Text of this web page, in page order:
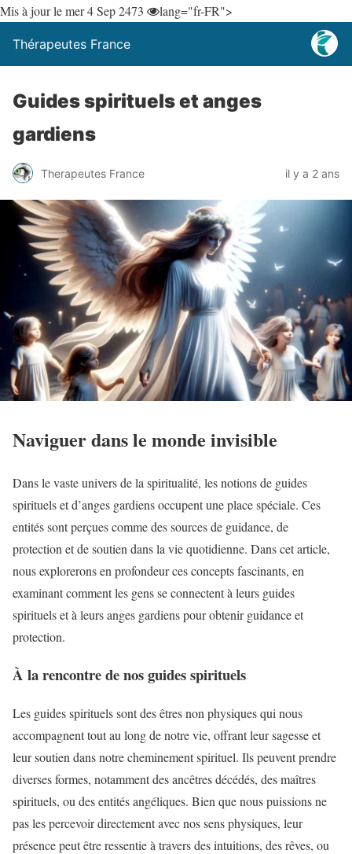
Mis à jour le mer 4 Sep 2473 lang="fr-FR">
Thérapeutes France
Guides spirituels et anges
gardiens
Therapeutes France il y a 2 ans
Naviguer dans le monde invisible
Dans le vaste univers de la spiritualité, les notions de guides
spirituels et d’anges gardiens occupent une place spéciale. Ces
entités sont perçues comme des sources de guidance, de
protection et de soutien dans la vie quotidienne. Dans cet article,
nous explorerons en profondeur ces concepts fascinants, en
examinant comment les gens se connectent à leurs guides
spirituels et à leurs anges gardiens pour obtenir guidance et
protection.
À la rencontre de nos guides spirituels
Les guides spirituels sont des êtres non physiques qui nous
accompagnent tout au long de notre vie, offrant leur sagesse et
leur soutien dans notre cheminement spirituel. Ils peuvent prendre
diverses formes, notamment des ancêtres décédés, des maîtres
spirituels, ou des entités angéliques. Bien que nous puissions ne
pas les percevoir directement avec nos sens physiques, leur
présence peut être ressentie à travers des intuitions, des rêves, ou